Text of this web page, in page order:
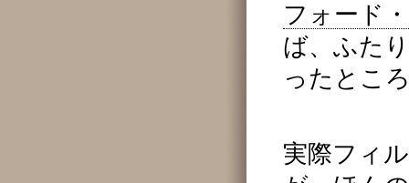
フォード
ば、ふた
ったとこ
実際フィ